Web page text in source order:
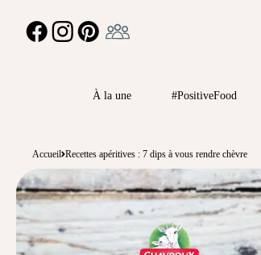
FACEBOOKINSTAGRAMPINTEREST
À la une #PositiveFood
Accueil Recettes apéritives : 7 dips à vous rendre chèvre